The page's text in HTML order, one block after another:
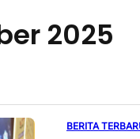
2025
BERITA